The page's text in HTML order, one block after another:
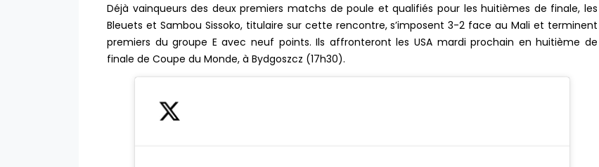
Déjà vainqueurs des deux premiers matchs de poule et qualifiés pour les huitièmes de finale, les
Bleuets et Sambou Sissoko, titulaire sur cette rencontre, s’imposent 3-2 face au Mali et terminent
premiers du groupe E avec neuf points. Ils affronteront les USA mardi prochain en huitième de
finale de Coupe du Monde, à Bydgoszcz (17h30).